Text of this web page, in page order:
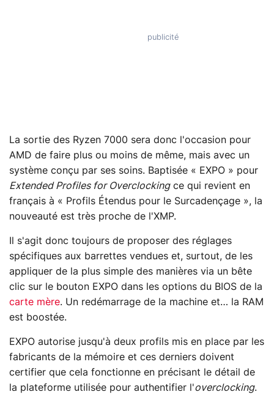
La sortie des Ryzen 7000 sera donc l'occasion pour
AMD de faire plus ou moins de même, mais avec un
système conçu par ses soins. Baptisée « EXPO » pour
Extended Profiles for Overclockingce qui revient en
français à « Profils Étendus pour le Surcadençage », la
nouveauté est très proche de l'XMP.
Il s'agit donc toujours de proposer des réglages
spécifiques aux barrettes vendues et, surtout, de les
appliquer de la plus simple des manières via un bête
clic sur le bouton EXPO dans les options du BIOS de la
carte mère. Un redémarrage de la machine et… la RAM
est boostée.
EXPO autorise jusqu'à deux profils mis en place par les
fabricants de la mémoire et ces derniers doivent
certifier que cela fonctionne en précisant le détail de
la plateforme utilisée pour authentifier l'overclocking.